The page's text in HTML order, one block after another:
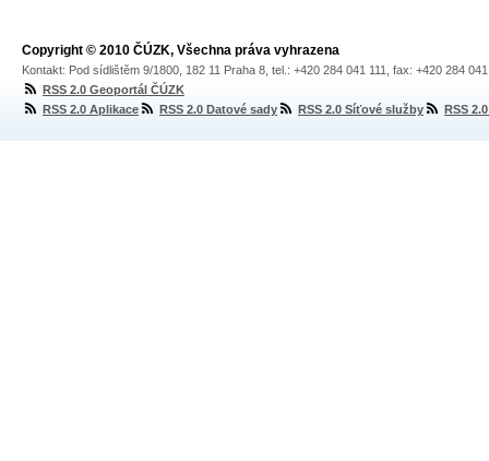
Copyright © 2010 ČÚZK, Všechna práva vyhrazena
Kontakt: Pod sídlištěm 9/1800, 182 11 Praha 8, tel.: +420 284 041 111, fax: +420 284
RSS 2.0 Geoportál ČÚZK
RSS 2.0 Aplikace
RSS 2.0 Datové sady RSS 2.0 Síťové služby RSS